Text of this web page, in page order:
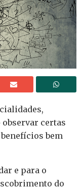
certas
bem
e para o
do